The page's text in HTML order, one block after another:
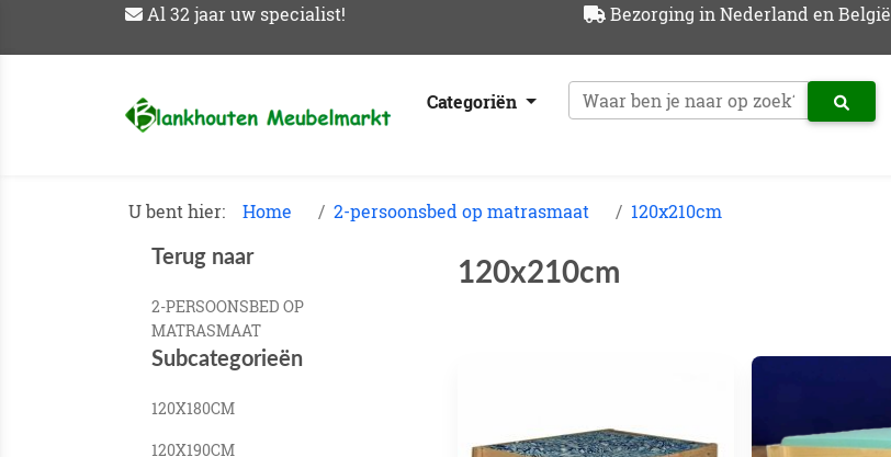
Al 32 jaar uw specialist! Bezorging in Nederland en België
Categoriën
U bent hier: Home 2-persoonsbed op matrasmaat 120x210cm
Terug naar
2-PERSOONSBED OP
MATRASMAAT
Subcategorieën
120X180CM
120X190CM
120x210cm